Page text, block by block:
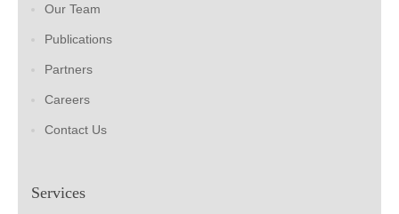
Our Team
Publications
Partners
Careers
Contact Us
Services